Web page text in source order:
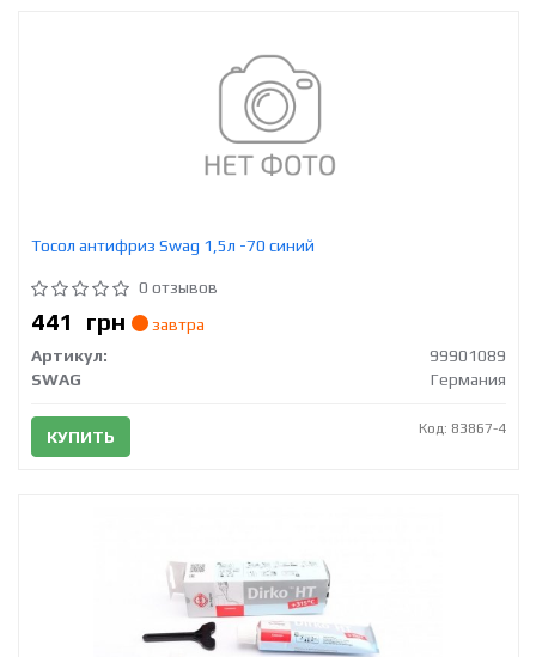
Тосол антифриз Swag 1,5л -70 синий
0 отзывов
441 грн
завтра
Артикул:
99901089
SWAG
Германия
КУПИТЬ Код: 83867-4